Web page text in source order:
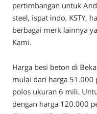
pertimbangan untuk
steel, ispat indo, KSTY,
berbagai merk lainnya
Kami.
Harga besi beton di
mulai dari harga 51.000
polos ukuran 6 mili.
dengan harga 120.000